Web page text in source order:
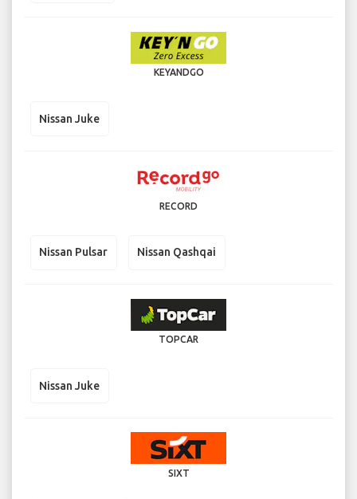
KEYANDGO
Nissan Juke
RECORD
Nissan Pulsar Nissan Qashqai
TOPCAR
Nissan Juke
SIXT